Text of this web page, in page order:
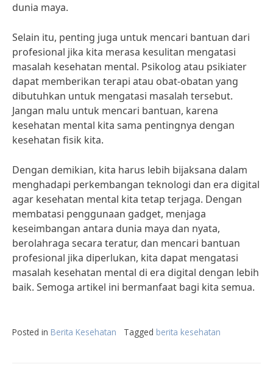
dunia maya.
Selain itu, penting juga untuk mencari bantuan dari
profesional jika kita merasa kesulitan mengatasi
masalah kesehatan mental. Psikolog atau psikiater
dapat memberikan terapi atau obat-obatan yang
dibutuhkan untuk mengatasi masalah tersebut.
Jangan malu untuk mencari bantuan, karena
kesehatan mental kita sama pentingnya dengan
kesehatan fisik kita.
Dengan demikian, kita harus lebih bijaksana dalam
menghadapi perkembangan teknologi dan era digital
agar kesehatan mental kita tetap terjaga. Dengan
membatasi penggunaan gadget, menjaga
keseimbangan antara dunia maya dan nyata,
berolahraga secara teratur, dan mencari bantuan
profesional jika diperlukan, kita dapat mengatasi
masalah kesehatan mental di era digital dengan lebih
baik. Semoga artikel ini bermanfaat bagi kita semua.
Posted in Berita Kesehatan Tagged berita kesehatan